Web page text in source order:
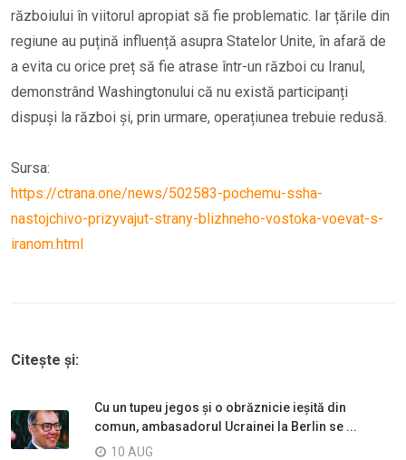
războiului în viitorul apropiat să fie problematic. Iar țările din
regiune au puțină influență asupra Statelor Unite, în afară de
a evita cu orice preț să fie atrase într-un război cu Iranul,
demonstrând Washingtonului că nu există participanți
dispuși la război și, prin urmare, operațiunea trebuie redusă.
Sursa:
https://ctrana.one/news/502583-pochemu-ssha-
nastojchivo-prizyvajut-strany-blizhneho-vostoka-voevat-s-
iranom.html
Citește și:
Cu un tupeu jegos și o obrăznicie ieșită din
comun, ambasadorul Ucrainei la Berlin se ...
10 AUG